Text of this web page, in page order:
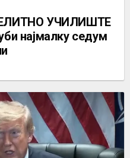
УЧИЛИШТЕ
најмалку седум